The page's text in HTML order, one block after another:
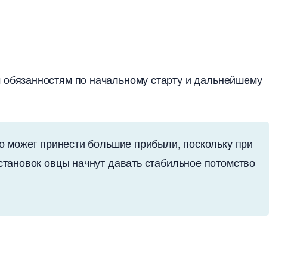
по начальному старту и дальнейшему
принести большие прибыли, поскольку при
овцы начнут давать стабильное потомство